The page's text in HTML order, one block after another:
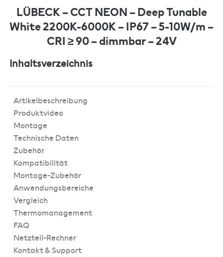
LÜBECK – CCT NEON – Deep Tunable
White 2200K-6000K – IP67 – 5-10W/m –
CRI ≥ 90 – dimmbar – 24V
Inhaltsverzeichnis
Artikelbeschreibung
Produktvideo
Montage
Technische Daten
Zubehör
Kompatibilität
Montage-Zubehör
Anwendungsbereiche
Vergleich
Thermomanagement
FAQ
Netzteil-Rechner
Kontakt & Support